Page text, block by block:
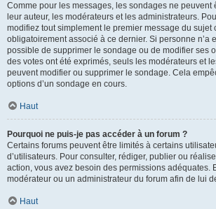
Comme pour les messages, les sondages ne peuvent
leur auteur, les modérateurs et les administrateurs.
modifiez tout simplement le premier message du sujet
obligatoirement associé à ce dernier. Si personne n’a
possible de supprimer le sondage ou de modifier ses
des votes ont été exprimés, seuls les modérateurs et
peuvent modifier ou supprimer le sondage. Cela
options d’un sondage en cours.
Haut
Pourquoi ne puis-je pas accéder à un forum ?
Certains forums peuvent être limités à certains
d’utilisateurs. Pour consulter, rédiger, publier ou
action, vous avez besoin des permissions adéquates.
modérateur ou un administrateur du forum afin de lui
Haut